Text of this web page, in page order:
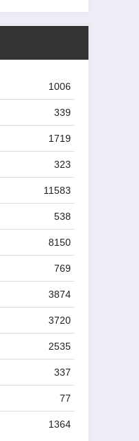
1006
339
1719
323
11583
538
8150
769
3874
3720
2535
337
77
1364